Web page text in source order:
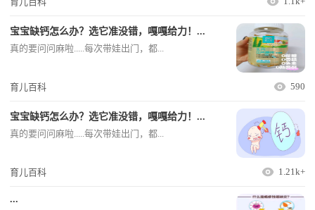
宝宝缺钙怎么办？选它准没错，嘎嘎给力！...
真的要问问麻啦.....每次带娃出门，都...
育儿百科 590
宝宝缺钙怎么办？选它准没错，嘎嘎给力！...
真的要问问麻啦.....每次带娃出门，都...
育儿百科 1.21k+
...